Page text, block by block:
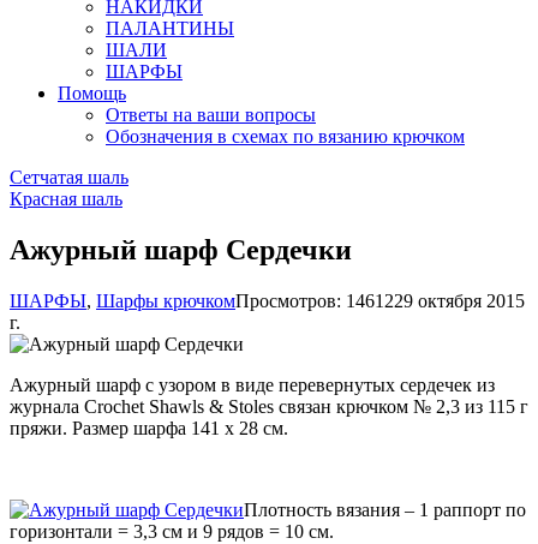
НАКИДКИ
ПАЛАНТИНЫ
ШАЛИ
ШАРФЫ
Помощь
Ответы на ваши вопросы
Обозначения в схемах по вязанию крючком
Сетчатая шаль
Красная шаль
Ажурный шарф Сердечки
ШАРФЫ, Шарфы крючкомПросмотров: 1461229 октября 2015
г.
Ажурный шарф с узором в виде перевернутых сердечек из
журнала Crochet Shawls & Stoles связан крючком № 2,3 из 115 г
пряжи. Размер шарфа 141 х 28 см.
Плотность вязания – 1 раппорт по
горизонтали = 3,3 см и 9 рядов = 10 см.